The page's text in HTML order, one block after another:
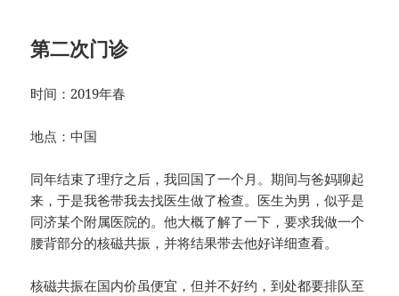
第二次门诊
时间：2019年春
地点：中国
同年结束了理疗之后，我回国了一个月。期间与爸妈聊起
来，于是我爸带我去找医生做了检查。医生为男，似乎是
同济某个附属医院的。他大概了解了一下，要求我做一个
腰背部分的核磁共振，并将结果带去他好详细查看。
核磁共振在国内价虽便宜，但并不好约，到处都要排队至